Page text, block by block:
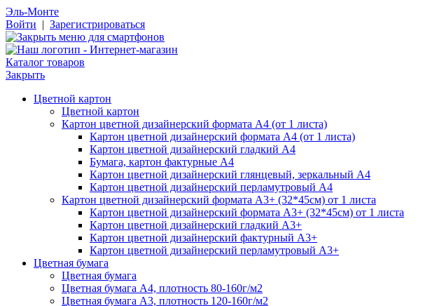
Эль-Монте
Войти | Зарегистрироваться
Каталог товаров
Закрыть
Цветной картон
Цветной картон
Картон цветной дизайнерский формата А4 (от 1 листа)
Картон цветной дизайнерский формата А4 (от 1 листа)
Картон цветной дизайнерский гладкий А4
Бумага, картон фактурные А4
Картон цветной дизайнерский глянцевый, зеркальный А4
Картон цветной дизайнерский перламутровый А4
Картон цветной дизайнерский формата А3+ (32*45см) от 1 листа
Картон цветной дизайнерский формата А3+ (32*45см) от 1 листа
Картон цветной дизайнерский гладкий А3+
Картон цветной дизайнерский фактурный А3+
Картон цветной дизайнерский перламутровый А3+
Цветная бумага
Цветная бумага
Цветная бумага А4, плотность 80-160г/м2
Цветная бумага А3, плотность 120-160г/м2